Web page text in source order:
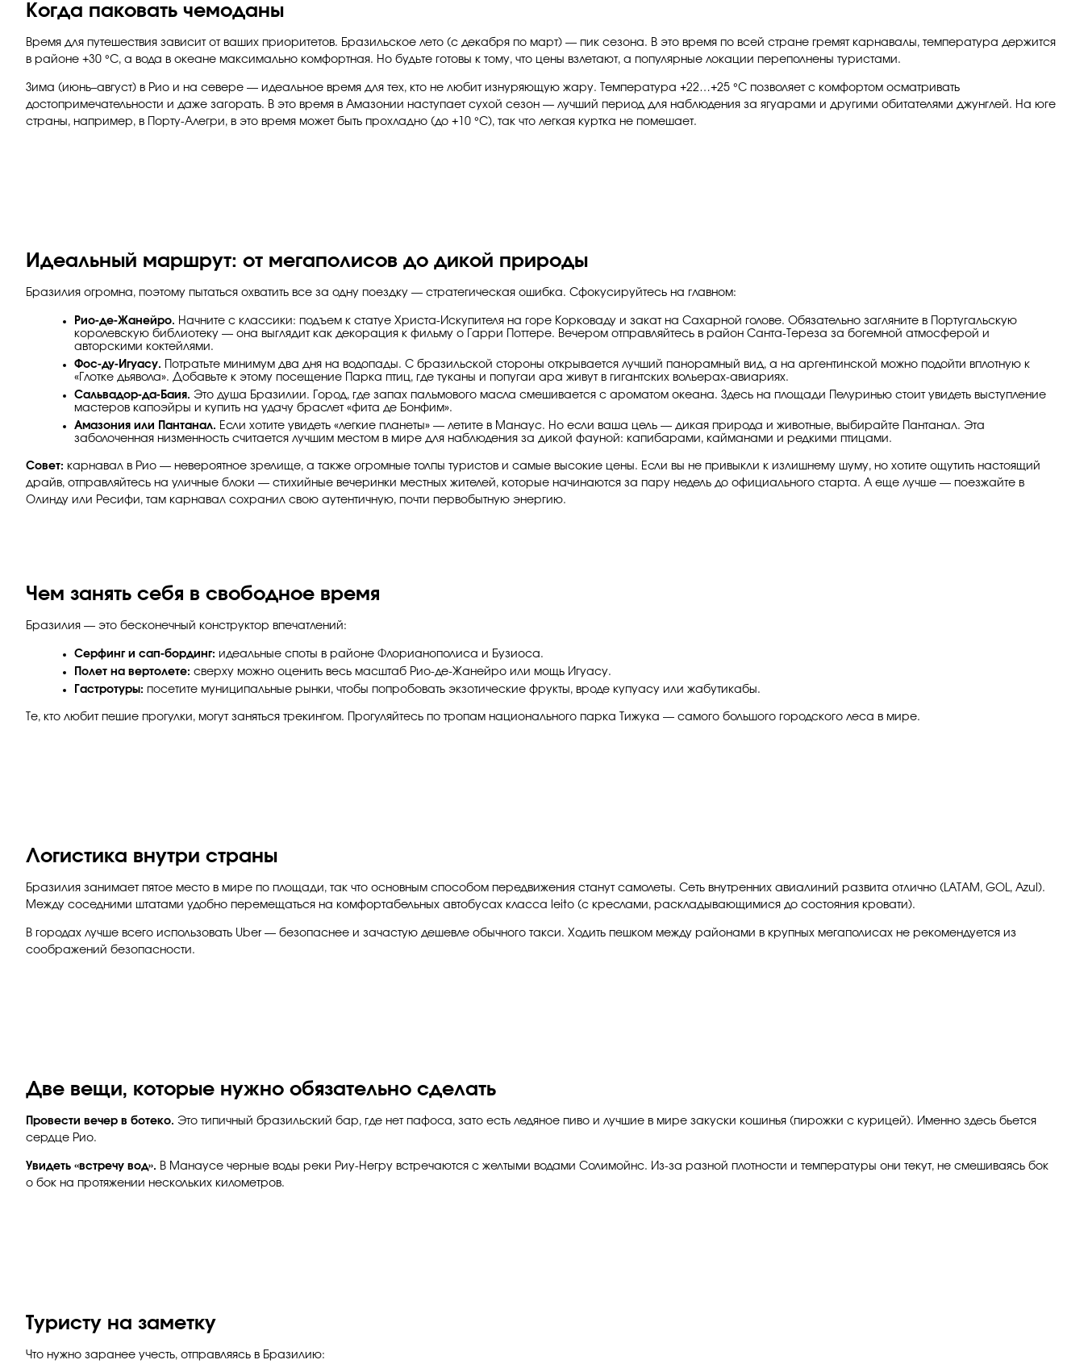
Когда паковать чемоданы
Время для путешествия зависит от ваших приоритетов. Бразильское лето (с декабря по март) — пик сезона. В это время по всей стране гремят карнавалы, температура держится
в районе +30 °C, а вода в океане максимально комфортная. Но будьте готовы к тому, что цены взлетают, а популярные локации переполнены туристами.
Зима (июнь–август) в Рио и на севере — идеальное время для тех, кто не любит изнуряющую жару. Температура +22…+25 °C позволяет с комфортом осматривать
достопримечательности и даже загорать. В это время в Амазонии наступает сухой сезон — лучший период для наблюдения за ягуарами и другими обитателями джунглей. На юге
страны, например, в Порту-Алегри, в это время может быть прохладно (до +10 °C), так что легкая куртка не помешает.
Идеальный маршрут: от мегаполисов до дикой природы
Бразилия огромна, поэтому пытаться охватить все за одну поездку — стратегическая ошибка. Сфокусируйтесь на главном:
Рио-де-Жанейро. Начните с классики: подъем к статуе Христа-Искупителя на горе Корковаду и закат на Сахарной голове. Обязательно загляните в Португальскую
королевскую библиотеку — она выглядит как декорация к фильму о Гарри Поттере. Вечером отправляйтесь в район Санта-Тереза за богемной атмосферой и
авторскими коктейлями.
Фос-ду-Игуасу. Потратьте минимум два дня на водопады. С бразильской стороны открывается лучший панорамный вид, а на аргентинской можно подойти вплотную к
«Глотке дьявола». Добавьте к этому посещение Парка птиц, где туканы и попугаи ара живут в гигантских вольерах-авиариях.
Сальвадор-да-Баия. Это душа Бразилии. Город, где запах пальмового масла смешивается с ароматом океана. Здесь на площади Пелуринью стоит увидеть выступление
мастеров капоэйры и купить на удачу браслет «фита де Бонфим».
Амазония или Пантанал. Если хотите увидеть «легкие планеты» — летите в Манаус. Но если ваша цель — дикая природа и животные, выбирайте Пантанал. Эта
заболоченная низменность считается лучшим местом в мире для наблюдения за дикой фауной: капибарами, кайманами и редкими птицами.
Совет: карнавал в Рио — невероятное зрелище, а также огромные толпы туристов и самые высокие цены. Если вы не привыкли к излишнему шуму, но хотите ощутить настоящий
драйв, отправляйтесь на уличные блоки — стихийные вечеринки местных жителей, которые начинаются за пару недель до официального старта. А еще лучше — поезжайте в
Олинду или Ресифи, там карнавал сохранил свою аутентичную, почти первобытную энергию.
Чем занять себя в свободное время
Бразилия — это бесконечный конструктор впечатлений:
Серфинг и сап-бординг: идеальные споты в районе Флорианополиса и Бузиоса.
Полет на вертолете: сверху можно оценить весь масштаб Рио-де-Жанейро или мощь Игуасу.
Гастротуры: посетите муниципальные рынки, чтобы попробовать экзотические фрукты, вроде купуасу или жабутикабы.
Те, кто любит пешие прогулки, могут заняться трекингом. Прогуляйтесь по тропам национального парка Тижука — самого большого городского леса в мире.
Логистика внутри страны
Бразилия занимает пятое место в мире по площади, так что основным способом передвижения станут самолеты. Сеть внутренних авиалиний развита отлично (LATAM, GOL, Azul).
Между соседними штатами удобно перемещаться на комфортабельных автобусах класса leito (с креслами, раскладывающимися до состояния кровати).
В городах лучше всего использовать Uber — безопаснее и зачастую дешевле обычного такси. Ходить пешком между районами в крупных мегаполисах не рекомендуется из
соображений безопасности.
Две вещи, которые нужно обязательно сделать
Провести вечер в ботеко. Это типичный бразильский бар, где нет пафоса, зато есть ледяное пиво и лучшие в мире закуски кошинья (пирожки с курицей). Именно здесь бьется
сердце Рио.
Увидеть «встречу вод». В Манаусе черные воды реки Риу-Негру встречаются с желтыми водами Солимойнс. Из-за разной плотности и температуры они текут, не смешиваясь бок
о бок на протяжении нескольких километров.
Туристу на заметку
Что нужно заранее учесть, отправляясь в Бразилию: